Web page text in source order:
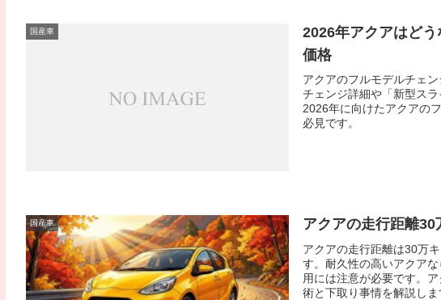
国産車
2026年アクアはど
価格
アクアのフルモデルチェ
チェンジ詳細や「新型ス
2026年に向けたアクアの
必見です。
国産車 アクアの走行距離
アクアの走行距離は30万
す。耐久性の高いアクア
用には注意が必要です。
術と下取り事情を解説しま